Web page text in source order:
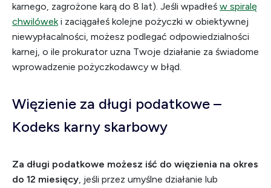
karnego, zagrożone karą do 8 lat). Jeśli wpadłeś w spiralę
chwilóweki zaciągałeś kolejne pożyczki w obiektywnej
niewypłacalności, możesz podlegać odpowiedzialności
karnej, o ile prokurator uzna Twoje działanie za świadome
wprowadzenie pożyczkodawcy w błąd.
Więzienie za długi podatkowe –
Kodeks karny skarbowy
Za długi podatkowe możesz iść do więzienia na okres
do 12 miesięcy, jeśli przez umyślne działanie lub